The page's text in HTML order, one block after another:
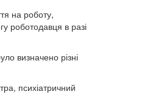
на роботу,
роботодавця в разі
визначено різні
психіатричний